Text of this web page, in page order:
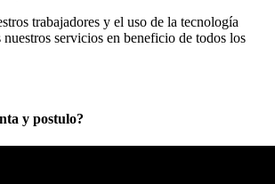
trabajadores y el uso de la tecnología
servicios en beneficio de todos los
y postulo?